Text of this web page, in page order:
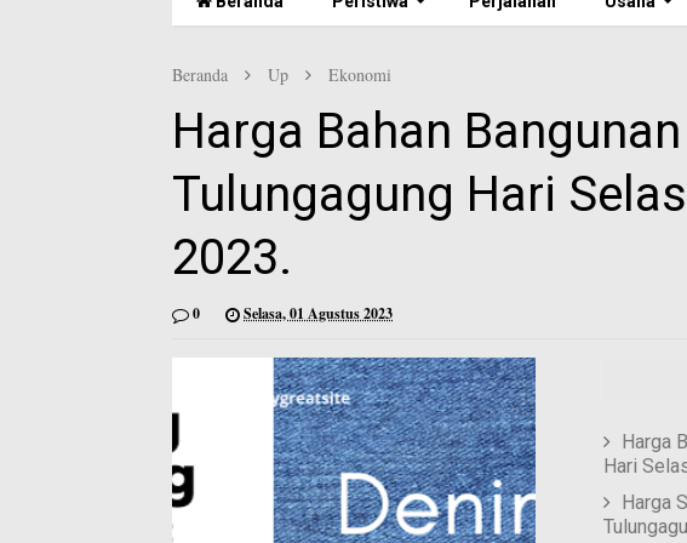
Beranda Up Ekonomi
Harga Bahan
Tulungagung Hari
2023.
0 Selasa, 01 Agustus 2023
Harga
Hari
Harga